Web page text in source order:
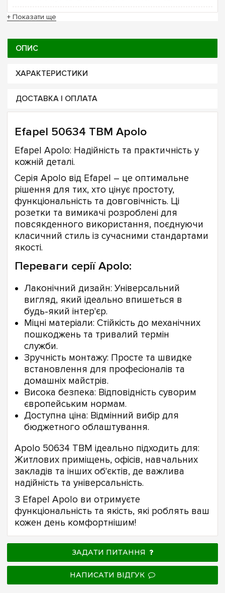
+ Показати ще
ОПИС
ХАРАКТЕРИСТИКИ
ДОСТАВКА І ОПЛАТА
Efapel 50634 TBM Apolo
Efapel Apolo: Надійність та практичність у
кожній деталі.
Серія Apolo від Efapel – це оптимальне
рішення для тих, хто цінує простоту,
функціональність та довговічність. Ці
розетки та вимикачі розроблені для
повсякденного використання, поєднуючи
класичний стиль із сучасними стандартами
якості.
Переваги серії Apolo:
Лаконічний дизайн: Універсальний
вигляд, який ідеально впишеться в
будь-який інтер'єр.
Міцні матеріали: Стійкість до механічних
пошкоджень та тривалий термін
служби.
Зручність монтажу: Просте та швидке
встановлення для професіоналів та
домашніх майстрів.
Висока безпека: Відповідність суворим
європейським нормам.
Доступна ціна: Відмінний вибір для
бюджетного облаштування.
Apolo 50634 TBM ідеально підходить для:
Житлових приміщень, офісів, навчальних
закладів та інших об'єктів, де важлива
надійність та універсальність.
З Efapel Apolo ви отримуєте
функціональність та якість, які роблять ваш
кожен день комфортнішим!
ЗАДАТИ ПИТАННЯ
НАПИСАТИ ВІДГУК